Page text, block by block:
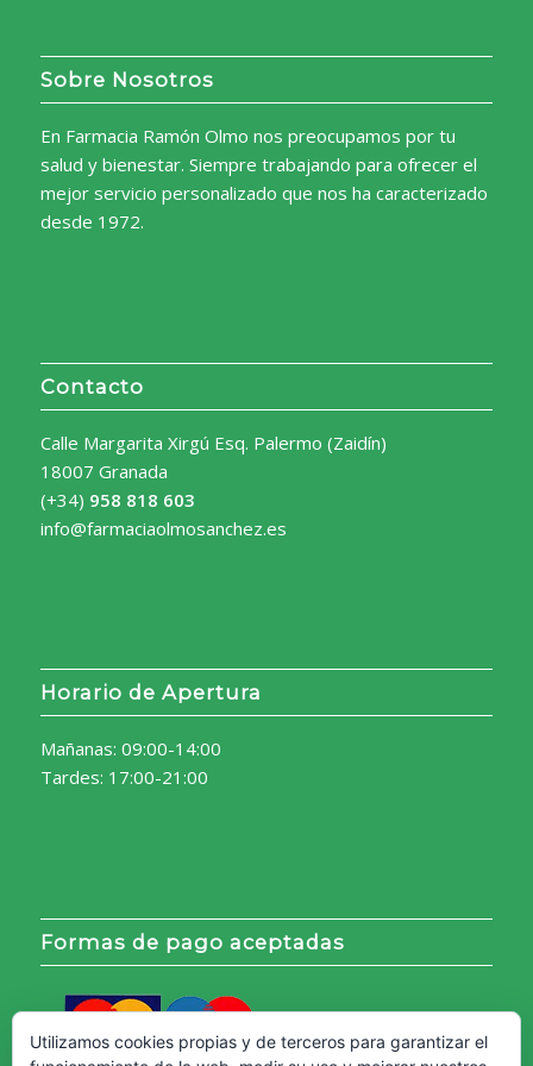
Sobre Nosotros
En Farmacia Ramón Olmo nos preocupamos por tu
salud y bienestar. Siempre trabajando para ofrecer el
mejor servicio personalizado que nos ha caracterizado
desde 1972.
Contacto
Calle Margarita Xirgú Esq. Palermo (Zaidín)
18007 Granada
(+34) 958 818 603
info@farmaciaolmosanchez.es
Horario de Apertura
Mañanas: 09:00-14:00
Tardes: 17:00-21:00
Formas de pago aceptadas
Utilizamos cookies propias y de terceros para garantizar el